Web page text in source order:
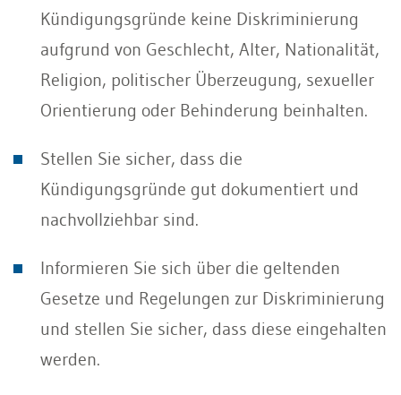
Kündigungsgründe keine Diskriminierung
aufgrund von Geschlecht, Alter, Nationalität,
Religion, politischer Überzeugung, sexueller
Orientierung oder Behinderung beinhalten.
Stellen Sie sicher, dass die
Kündigungsgründe gut dokumentiert und
nachvollziehbar sind.
Informieren Sie sich über die geltenden
Gesetze und Regelungen zur Diskriminierung
und stellen Sie sicher, dass diese eingehalten
werden.